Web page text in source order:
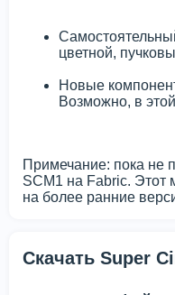
цветной,
Новые
Возможно, в
Примечание: пока не
SCM1 на Fabric. Этот
на более ранние
Скачать Super